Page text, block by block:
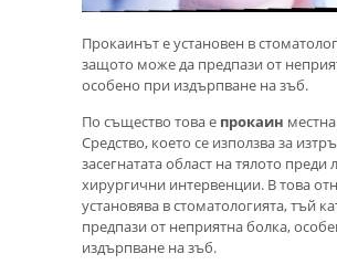
Прокаинът е установен в
защото може да предпази от
особено при издърпване на зъб.
По същество това е прокаин
Средство, което се използва за
засегнатата област на тялото преди
хирургични интервенции. В това
установява в стоматологията, тъй
предпази от неприятна болка,
издърпване на зъб.